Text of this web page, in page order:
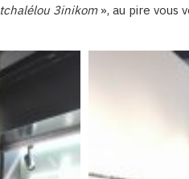
tchalélou 3inikom», au pire vous